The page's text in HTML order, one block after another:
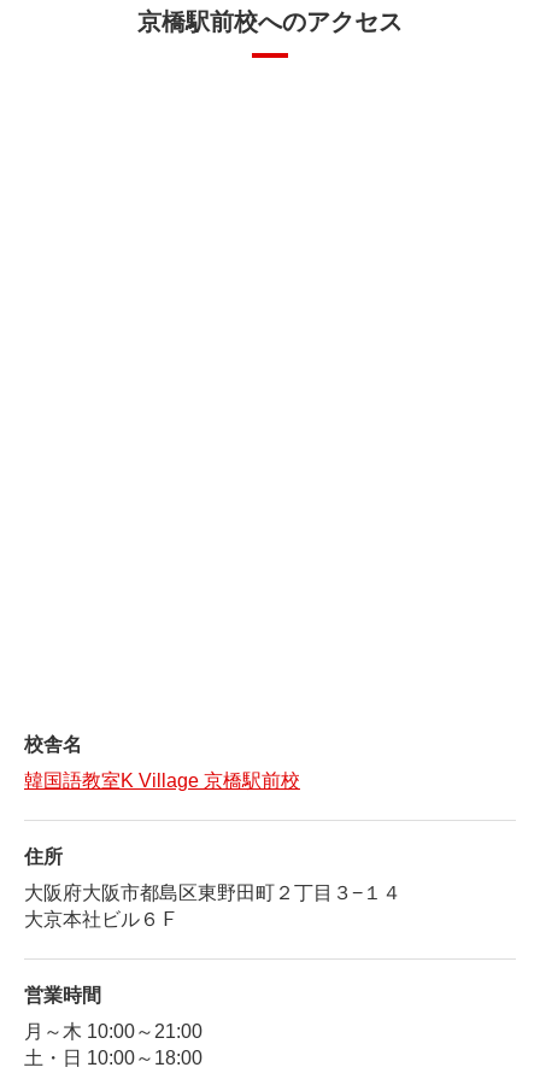
京橋駅前校へのアクセス
校舎名
韓国語教室K Village 京橋駅前校
住所
大阪府大阪市都島区東野田町２丁目３−１４
大京本社ビル６Ｆ
営業時間
月～木 10:00～21:00
土・日 10:00～18:00